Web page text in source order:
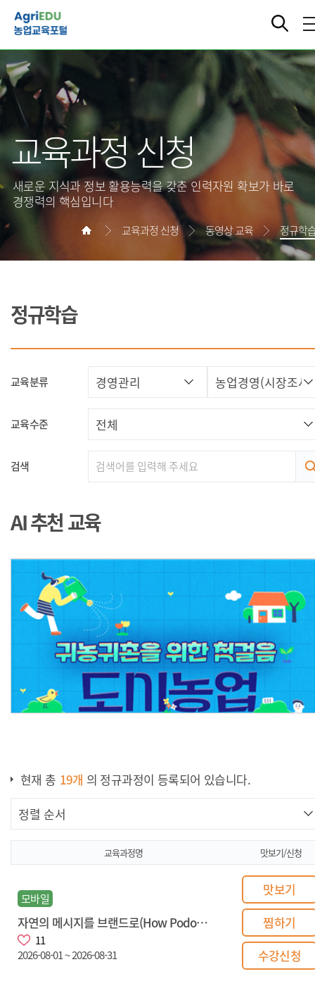
교육과정 신청
새로운 지식과 정보 활용능력을 갖춘 인력자원 확보가 바로
경쟁력의 핵심입니다
교육과정 신청 동영상 교육 정규학
정규학습
교육분류
교육수준
검색
AI 추천 교육
현재 총 19개 의 정규과정이 등록되어 있습니다.
교육과정명 맛보기/신청
모바일
자연의 메시지를 브랜드로(How Podowa Works)
11
2026-08-01 ~ 2026-08-31
맛보기
찜하기
수강신청